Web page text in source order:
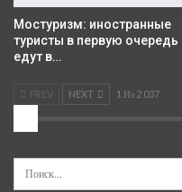
Мостуризм: иностранные
туристы в первую очередь
едут в…
PREV NEXT 1 Из 2 037